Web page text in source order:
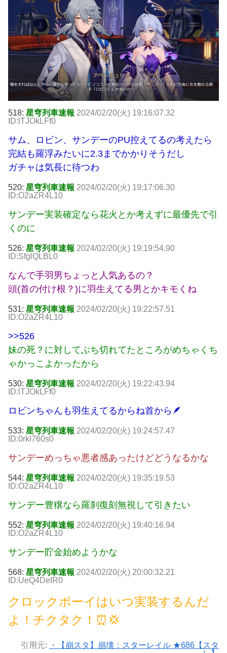
518: 星穹列車速報 2024/02/20(火) 19:16:07.32
ID:lTJOkLFf0
サム、ロビン、サンデーのPU控えてるの考えたら
完結も羅浮みたいに2.3までかかりそうだし
ガチャは気長に待つわ
520: 星穹列車速報 2024/02/20(火) 19:17:06.30
ID:O2aZR4L10
サンデー実装確定なら花火とか考えずに最優先で引
くのに
526: 星穹列車速報 2024/02/20(火) 19:19:54.90
ID:SfglQLBL0
なんで手羽男ちょっと人気あるの？
頭(首の付け根？)に羽生えてる男とかキモくね
531: 星穹列車速報 2024/02/20(火) 19:22:57.51
ID:O2aZR4L10
>>526
妹の死？に対してぶち切れてたところがめちゃくち
ゃかっこよかったから
530: 星穹列車速報 2024/02/20(火) 19:22:43.94
ID:lTJOkLFf0
ロビンちゃんも羽生えてるからね首から🪶
533: 星穹列車速報 2024/02/20(火) 19:24:57.47
ID:0rkl760s0
サンデーめっちゃ悪者感あったけどどうなるかな
544: 星穹列車速報 2024/02/20(火) 19:35:19.53
ID:O2aZR4L10
サンデー豊穣なら羅刹復刻無視して引きたい
552: 星穹列車速報 2024/02/20(火) 19:40:16.94
ID:O2aZR4L10
サンデー貯金始めようかな
568: 星穹列車速報 2024/02/20(火) 20:00:32.21
ID:UeQ4DeIR0
クロックボーイはいつ実装するんだ
よ！チクタク！⏰💢
引用元:
・【崩スタ】崩壊：スターレイル ★686【スタ